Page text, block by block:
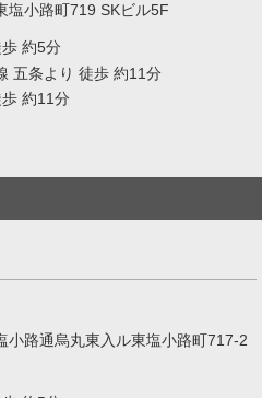
塩小路町719 SKビル5F
約5分
五条より 徒歩 約11分
約11分
小路通烏丸東入ル東塩小路町717-2